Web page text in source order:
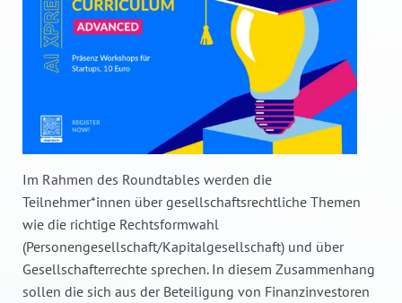
Im Rahmen des Roundtables werden die
Teilnehmer*innen über gesellschaftsrechtliche Themen
wie die richtige Rechtsformwahl
(Personengesellschaft/Kapitalgesellschaft) und über
Gesellschafterrechte sprechen. In diesem Zusammenhang
sollen die sich aus der Beteiligung von Finanzinvestoren